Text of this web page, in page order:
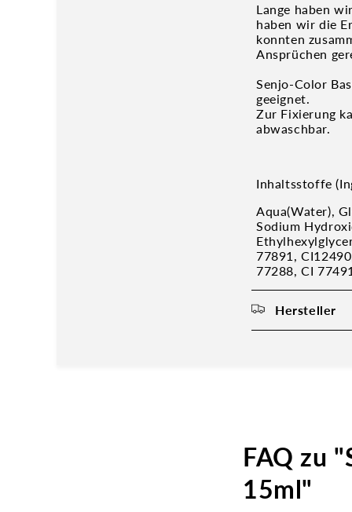
Lange haben
haben wir die
konnten
Ansprüchen
Senjo-Color
geeignet.
Zur Fixierung
abwaschbar.
Inhaltsstoffe
Aqua(Water),
Sodium
77891,
77288, CI
Hersteller
FAQ zu
15ml"